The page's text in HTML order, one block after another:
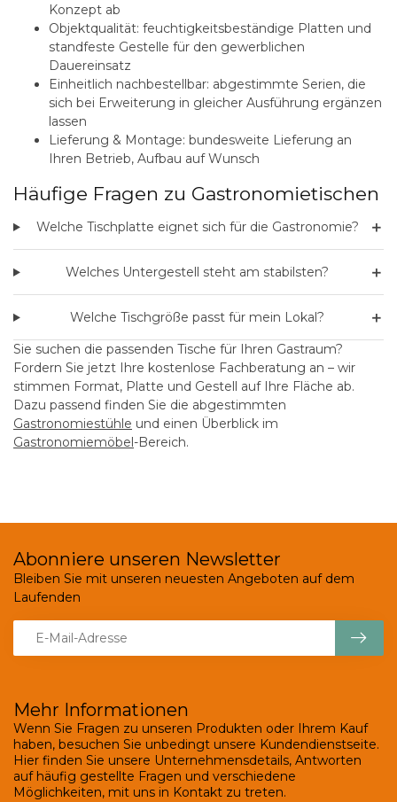
Konzept ab
Objektqualität: feuchtigkeitsbeständige Platten und
standfeste Gestelle für den gewerblichen
Dauereinsatz
Einheitlich nachbestellbar: abgestimmte Serien, die
sich bei Erweiterung in gleicher Ausführung ergänzen
lassen
Lieferung & Montage: bundesweite Lieferung an
Ihren Betrieb, Aufbau auf Wunsch
Häufige Fragen zu Gastronomietischen
Welche Tischplatte eignet sich für die Gastronomie? ＋
Welches Untergestell steht am stabilsten? ＋
Welche Tischgröße passt für mein Lokal? ＋
Sie suchen die passenden Tische für Ihren Gastraum?
Fordern Sie jetzt Ihre kostenlose Fachberatung an – wir
stimmen Format, Platte und Gestell auf Ihre Fläche ab.
Dazu passend finden Sie die abgestimmten
Gastronomiestühle und einen Überblick im
Gastronomiemöbel -Bereich.
Mehr Informationen
Wenn Sie Fragen zu unseren Produkten oder Ihrem Kauf
haben, besuchen Sie unbedingt unsere Kundendienstseite.
Hier finden Sie unsere Unternehmensdetails, Antworten
auf häufig gestellte Fragen und verschiedene
Möglichkeiten, mit uns in Kontakt zu treten.
Abonniere unseren Newsletter
Bleiben Sie mit unseren neuesten Angeboten auf dem
Laufenden